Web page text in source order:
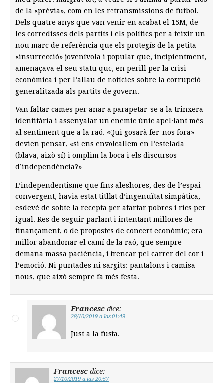
de la «prèvia», com en les retransmissions de futbol.
Dels quatre anys que van venir en acabat el 15M, de
les corredisses dels partits i els polítics per a teixir un
nou marc de referència que els protegís de la petita
«insurrecció» jovenívola i popular que, incipientment,
amenaçava el seu statu quo, en perill per la crisi
económica i per l’allau de notícies sobre la corrupció
generalitzada als partits de govern.
Van faltar cames per anar a parapetar-se a la trinxera
identitària i assenyalar un enemic únic apel·lant més
al sentiment que a la raó. «Qui gosarà fer-nos fora» -
devien pensar, «si ens envolcallem en l’estelada
(blava, això sí) i omplim la boca i els discursos
d’independència?»
L’independentisme que fins aleshores, des de l’espai
convergent, havia estat titllat d’ingenuïtat simpàtica,
esdevé de sobte la recepta per afartar pobres i rics per
igual. Res de seguir parlant i intentant millores de
finançament, o de propostes de concert econòmic; era
millor abandonar el camí de la raó, que sempre
demana massa paciència, i trencar pel carrer del cor i
l’emoció. Ni puntades ni sargits: pantalons i camisa
nous, que això sempre fa més festa.
Francesc dice:
28/10/2019 a las 01:49
Just a la fusta.
Francesc dice:
27/10/2019 a las 20:57